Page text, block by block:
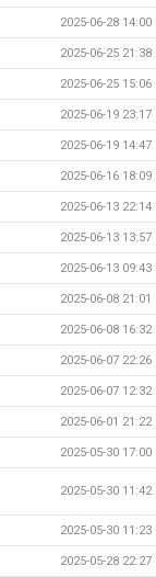
2025-06-28 14:00
2025-06-25 21:38
2025-06-25 15:06
2025-06-19 23:17
2025-06-19 14:47
2025-06-16 18:09
2025-06-13 22:14
2025-06-13 13:57
2025-06-13 09:43
2025-06-08 21:01
2025-06-08 16:32
2025-06-07 22:26
2025-06-07 12:32
2025-06-01 21:22
2025-05-30 17:00
2025-05-30 11:42
2025-05-30 11:23
2025-05-28 22:27